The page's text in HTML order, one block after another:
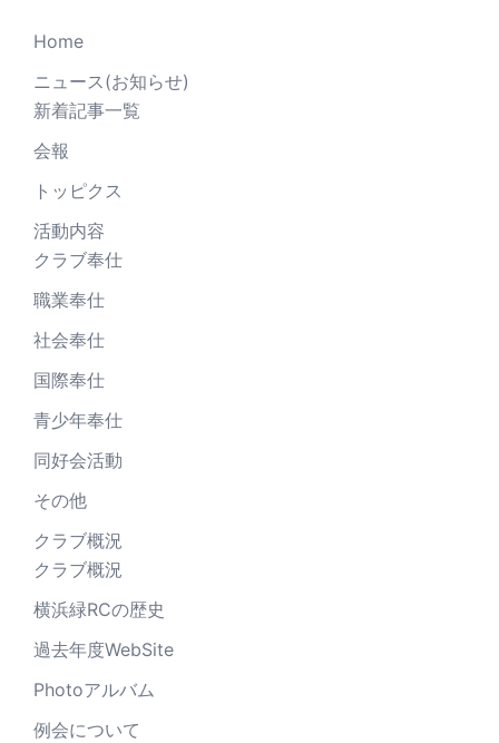
Home
ニュース(お知らせ)
新着記事一覧
会報
トッピクス
活動内容
クラブ奉仕
職業奉仕
社会奉仕
国際奉仕
青少年奉仕
同好会活動
その他
クラブ概況
クラブ概況
横浜緑RCの歴史
過去年度WebSite
Photoアルバム
例会について